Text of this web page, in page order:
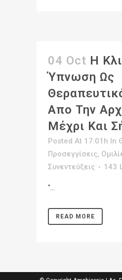
04 Oct Η
Ύπνωση Ως
Απο Την
Μέχρι Και
Posted At 17:01h In
Προσεγγίσεις,
Συνεντεύξεις
143
"...
READ MORE